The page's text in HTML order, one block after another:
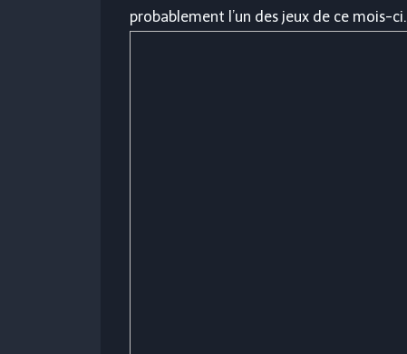
probablement l’un des jeux de ce mois-ci.